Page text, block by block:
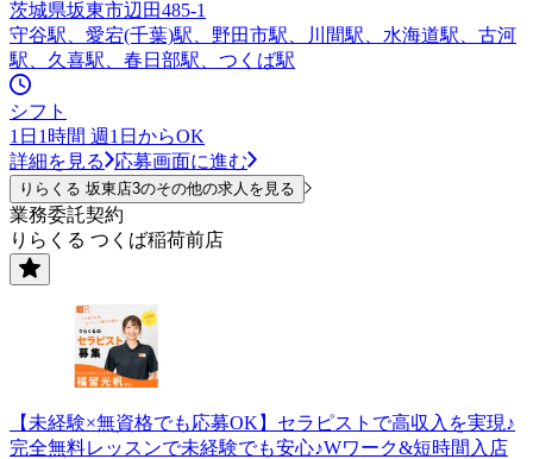
茨城県坂東市辺田485-1
守谷駅、愛宕(千葉)駅、野田市駅、川間駅、水海道駅、古河
駅、久喜駅、春日部駅、つくば駅
シフト
1日1時間 週1日からOK
詳細を見る
応募画面に進む
りらくる 坂東店3のその他の求人を見る
業務委託契約
りらくる つくば稲荷前店
【未経験×無資格でも応募OK】セラピストで高収入を実現♪
完全無料レッスンで未経験でも安心♪Wワーク&短時間入店